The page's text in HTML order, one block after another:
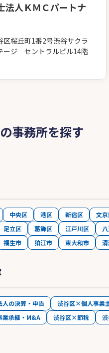
法人ＫＭＣパートナ
区桜丘町1番2号渋谷サクラ
ージ セントラルビル14階
事務所を探す
中央区 港区 新宿区 文
足立区 葛飾区 江戸川区
福生市 狛江市 東大和市
の決算・申告 渋谷区×個人事業
承継・M&A
渋谷区×節税